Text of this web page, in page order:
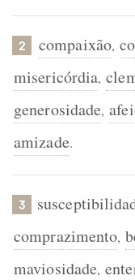
2 compaixão,
misericórdia,
generosidade,
amizade.
3
comprazimento,
maviosidade,